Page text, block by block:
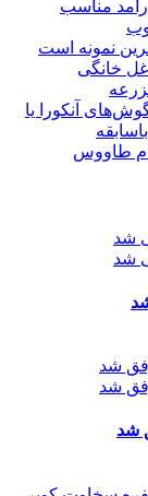
مناسب
خانگی
آنکورا یا
طاووس
شد